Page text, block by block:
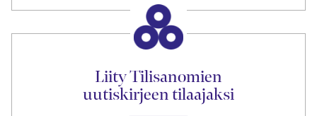
Liity Tilisanomien
uutiskirjeen tilaajaksi